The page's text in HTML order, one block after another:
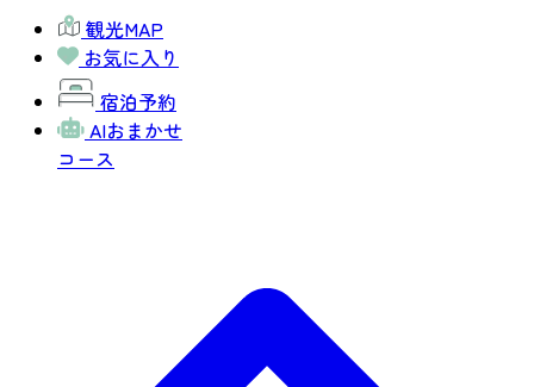
観光MAP
お気に入り
宿泊予約
AIおまかせ
コース